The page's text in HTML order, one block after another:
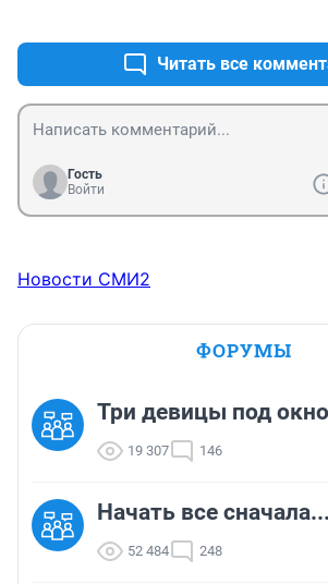
Читать все
Гость
Войти
Новости СМИ2
ФОРУМЫ
Три девицы под
19 307 146
Начать все сначала...
52 484 248